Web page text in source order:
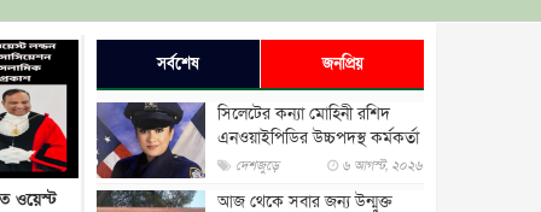
ওয়েস্ট
সর্বশেষ জনপ্রিয়
সিলেটের কন্যা মোহিনী রশিদ
এনওয়াইপিডির উচ্চপদস্থ কর্মকর্তা
দেশজুড়ে ৬ আগস্ট, ২০২৬
আজ থেকে সবার জন্য উন্মুক্ত